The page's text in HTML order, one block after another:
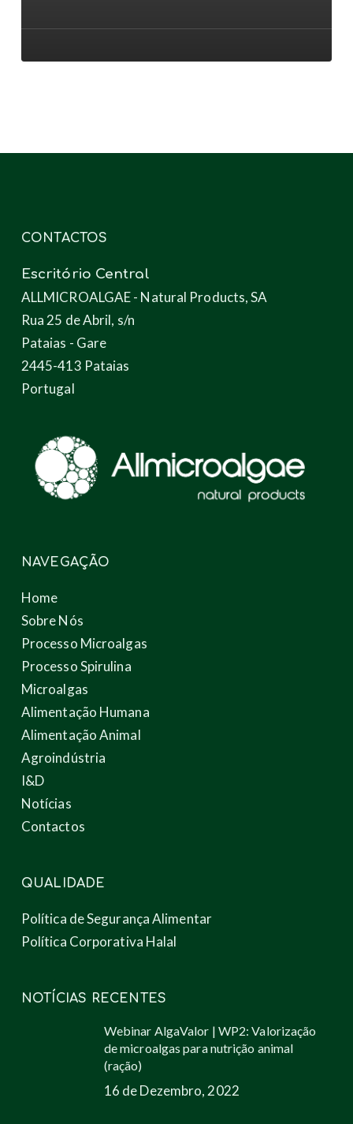
aos
CONTACTOS
Escritório Central
ALLMICROALGAE - Natural Products, SA
Rua 25 de Abril, s/n
Pataias - Gare
2445-413 Pataias
Portugal
NAVEGAÇÃO
Home
Sobre Nós
Processo Microalgas
Processo Spirulina
Microalgas
Alimentação Humana
Alimentação Animal
Agroindústria
I&D
Notícias
Contactos
QUALIDADE
Política de Segurança Alimentar
Política Corporativa Halal
NOTÍCIAS RECENTES
Webinar AlgaValor | WP2: Valorização
de microalgas para nutrição animal
(ração)
16 de Dezembro, 2022